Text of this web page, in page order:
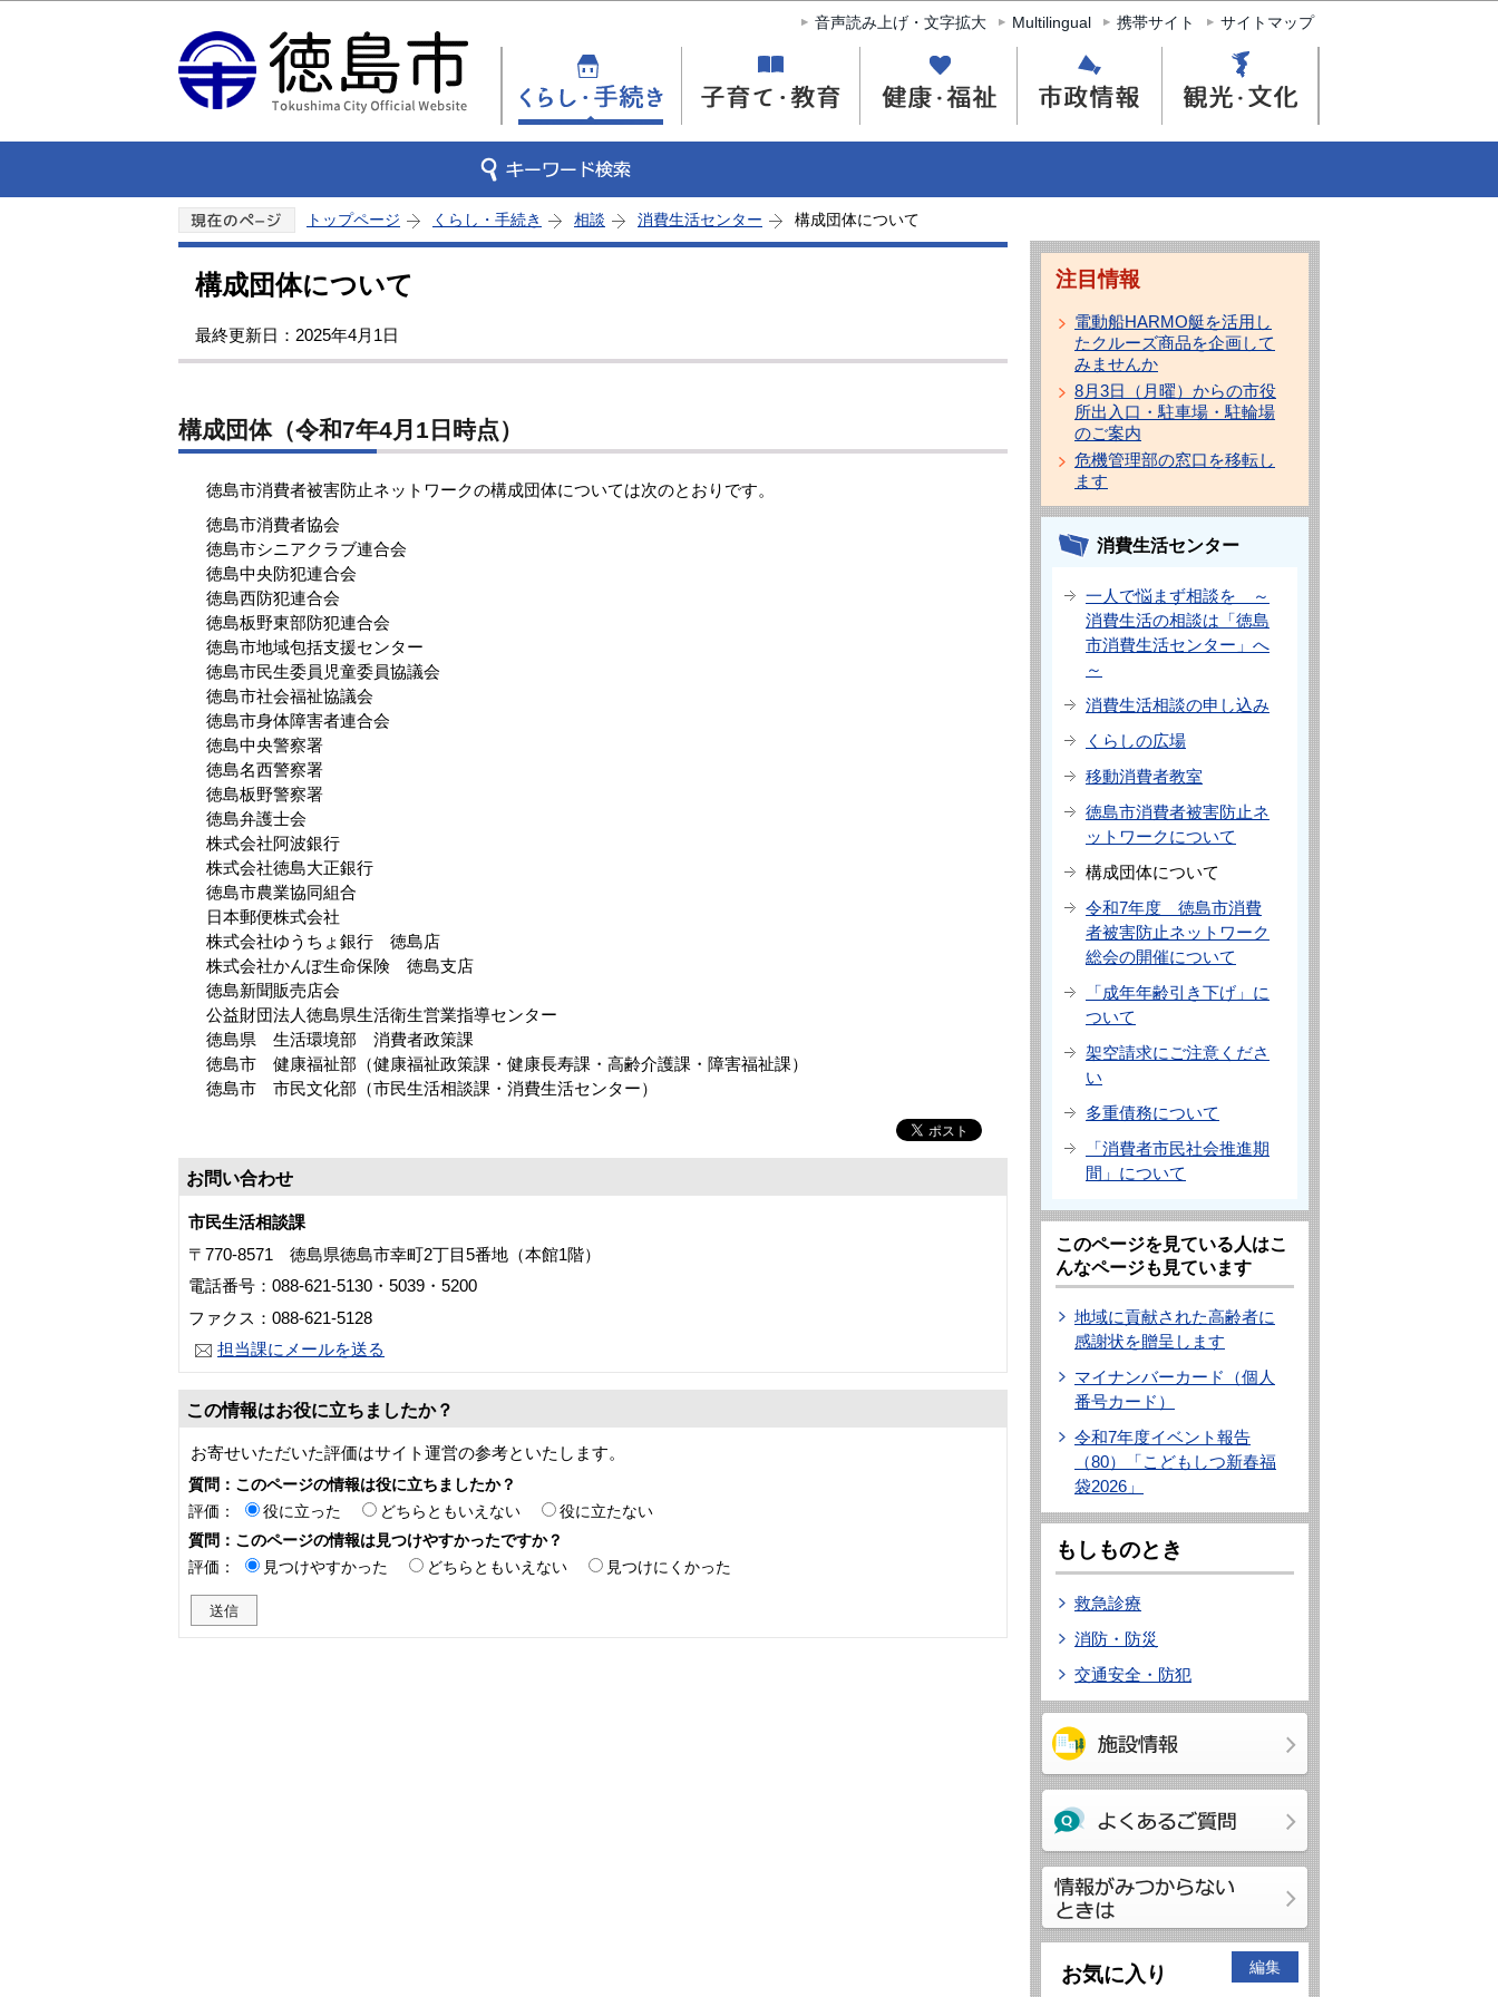
このページの本文へ移動
音声読み上げ・文字拡大 Multilingual 携帯サイト サイトマップ
トップページ くらし・手続き 相談 消費生活センター 構成団体について
構成団体について
最終更新日：2025年4月1日
構成団体（令和7年4月1日時点）
徳島市消費者被害防止ネットワークの構成団体については次のとおりです。
徳島市消費者協会
徳島市シニアクラブ連合会
徳島中央防犯連合会
徳島西防犯連合会
徳島板野東部防犯連合会
徳島市地域包括支援センター
徳島市民生委員児童委員協議会
徳島市社会福祉協議会
徳島市身体障害者連合会
徳島中央警察署
徳島名西警察署
徳島板野警察署
徳島弁護士会
株式会社阿波銀行
株式会社徳島大正銀行
徳島市農業協同組合
日本郵便株式会社
株式会社ゆうちょ銀行 徳島店
株式会社かんぽ生命保険 徳島支店
徳島新聞販売店会
公益財団法人徳島県生活衛生営業指導センター
徳島県 生活環境部 消費者政策課
徳島市 健康福祉部（健康福祉政策課・健康長寿課・高齢介護課・障害福祉課）
徳島市 市民文化部（市民生活相談課・消費生活センター）
お問い合わせ
市民生活相談課
〒770-8571 徳島県徳島市幸町2丁目5番地（本館1階）
電話番号：088-621-5130・5039・5200
ファクス：088-621-5128
担当課にメールを送る
この情報はお役に立ちましたか？
お寄せいただいた評価はサイト運営の参考といたします。
質問：このページの情報は役に立ちましたか？
評価：
役に立った どちらともいえない
役に立たない
質問：このページの情報は見つけやすかったですか？
評価：
見つけやすかった どちらともいえない 見つけにくかった
注目情報
電動船HARMO艇を活用し
たクルーズ商品を企画して
みませんか
8月3日（月曜）からの市役
所出入口・駐車場・駐輪場
のご案内
危機管理部の窓口を移転し
ます
消費生活センター
一人で悩まず相談を ～
消費生活の相談は「徳島
市消費生活センター」へ
～
消費生活相談の申し込み
くらしの広場
移動消費者教室
徳島市消費者被害防止ネ
ットワークについて
構成団体について
令和7年度 徳島市消費
者被害防止ネットワーク
総会の開催について
「成年年齢引き下げ」に
ついて
架空請求にご注意くださ
い
多重債務について
「消費者市民社会推進期
間」について
このページを見ている人はこ
んなページも見ています
地域に貢献された高齢者に
感謝状を贈呈します
マイナンバーカード（個人
番号カード）
令和7年度イベント報告
（80）「こどもしつ新春福
袋2026」
もしものとき
救急診療
消防・防災
交通安全・防犯
お気に入り 編集